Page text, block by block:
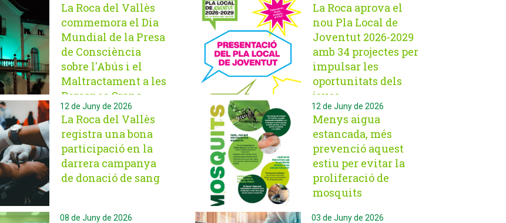
La Roca del Vallès
commemora el Dia
Mundial de la Presa
de Consciència
sobre l'Abús i el
Maltractament a les
Persones Grans
La Roca aprova el
nou Pla Local de
Joventut 2026-2029
amb 34 projectes per
impulsar les
oportunitats dels
joves
12 de Juny de 2026
La Roca del Vallès
registra una bona
participació en la
darrera campanya
de donació de sang
12 de Juny de 2026
Menys aigua
estancada, més
prevenció aquest
estiu per evitar la
proliferació de
mosquits
08 de Juny de 2026 03 de Juny de 2026